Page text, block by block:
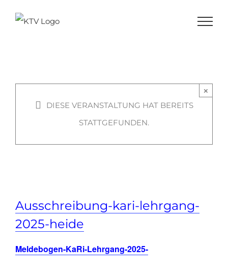
×
DIESE VERANSTALTUNG HAT BEREITS
STATTGEFUNDEN.
27.09.2025 / 10:00-
28.09.2025 / 17:00
Ausschreibung-kari-lehrgang-
2025-heide
Meldebogen-KaRi-Lehrgang-2025-